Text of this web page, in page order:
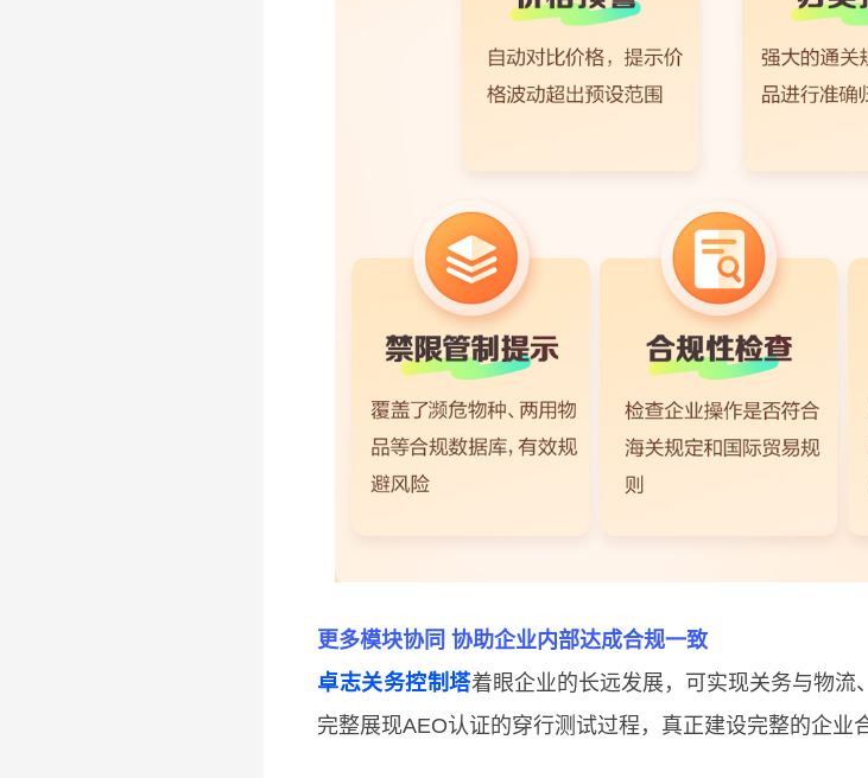
更多模块协同 协助企业内部达成合规一致
​卓志关务控制塔着眼企业的长远发展，可实现关务与物流
完整展现AEO认证的穿行测试过程，真正建设完整的企业